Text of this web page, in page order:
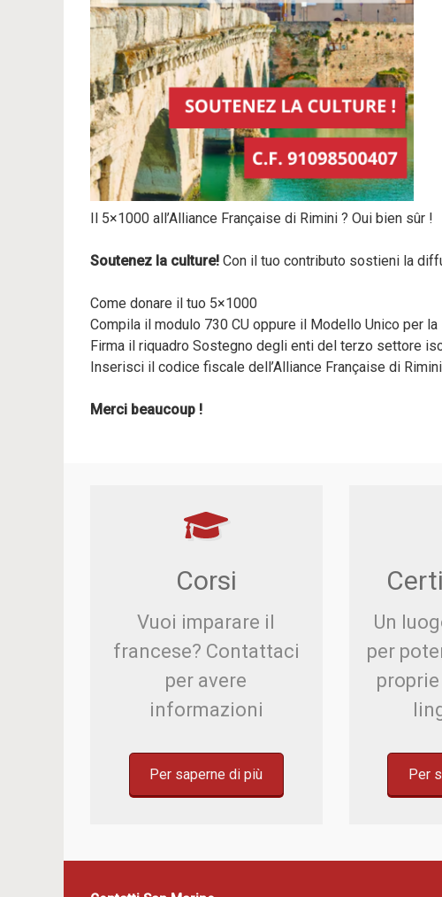
Il 5×1000 all’Alliance Française di Rimini ? Oui bien sûr !
Soutenez la culture! Con il tuo contributo sostieni la
Come donare il tuo 5×1000
Compila il modulo 730 CU oppure il Modello Unico per
Firma il riquadro Sostegno degli enti del terzo settore
Inserisci il codice fiscale dell’Alliance Française di
Merci beaucoup !
Corsi
Vuoi imparare il
francese? Contattaci
per avere
informazioni
Per saperne di più
Un
per
Per